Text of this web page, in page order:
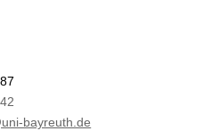
bayreuth.de